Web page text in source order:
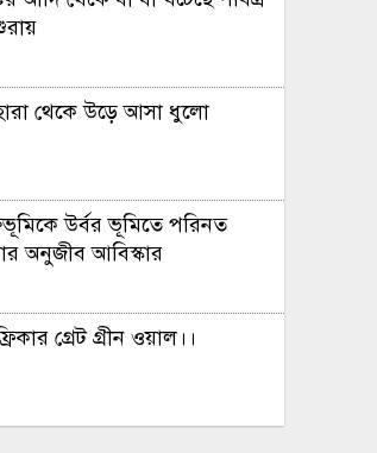
থেকে উড়ে আসা ধুলো
উর্বর ভূমিতে পরিনত
অনুজীব আবিস্কার
গ্রেট গ্রীন ওয়াল।।